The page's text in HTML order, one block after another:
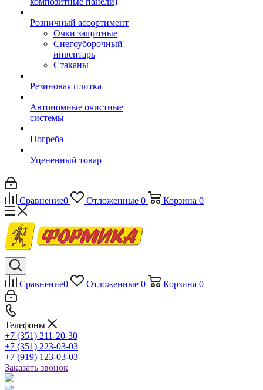
Розничный ассортимент
Очки защитные
Снегоуборочный
инвентарь
Стаканы
Резиновая плитка
Автономные очистные
системы
Погреба
Уцененный товар
Сравнение0 Отложенные 0 Корзина 0
Сравнение0 Отложенные 0 Корзина 0
Телефоны
+7 (351) 211-20-30
+7 (351) 223-03-03
+7 (919) 123-03-03
Заказать звонок